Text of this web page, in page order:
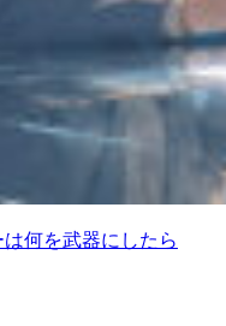
何を武器にしたら